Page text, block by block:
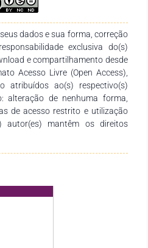
a prática e ações dos
em Saúde, mais segura e com
dados e sua forma, correção
exclusiva do(s)
e compartilhamento desde
Acesso Livre (Open Access),
atribuídos ao(s) respectivo(s)
alteração de nenhuma forma,
de acesso restrito e utilização
autor(es) mantêm os direitos